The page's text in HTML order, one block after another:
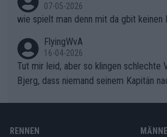
07-05-2026
wie spielt man denn mit da gbit keinen
FlyingWvA
16-04-2026
Tut mir leid, aber so klingen schlechte
Bjerg, dass niemand seinem Kapitän
ter mit einem platten Reifen ins
RENNEN